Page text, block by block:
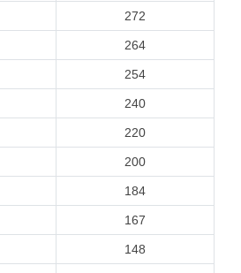
272
264
254
240
220
200
184
167
148